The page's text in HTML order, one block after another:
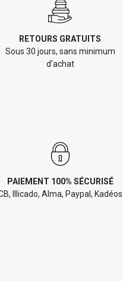
RETOURS GRATUITS
Sous 30 jours, sans minimum
d'achat
PAIEMENT 100% SÉCURISÉ
Illicado, Alma, Paypal, Kadéos